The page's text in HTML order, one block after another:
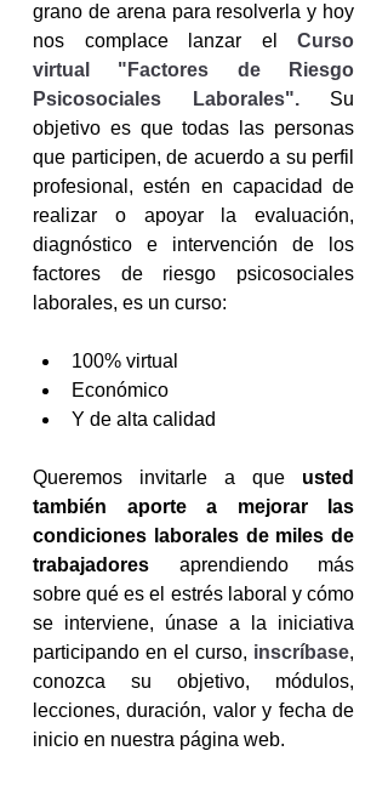
grano de arena para resolverla y hoy
nos complace lanzar el Curso
virtual "Factores de Riesgo
Psicosociales Laborales". Su
objetivo es que todas las personas
que participen, de acuerdo a su perfil
profesional, estén en capacidad de
realizar o apoyar la evaluación,
diagnóstico e intervención de los
factores de riesgo psicosociales
laborales, es un curso:
100% virtual
Económico
Y de alta calidad
Queremos invitarle a que usted
también aporte a mejorar las
condiciones laborales de miles de
trabajadores aprendiendo más
sobre qué es el estrés laboral y cómo
se interviene, únase a la iniciativa
participando en el curso, inscríbase,
conozca su objetivo, módulos,
lecciones, duración, valor y fecha de
inicio en nuestra página web.